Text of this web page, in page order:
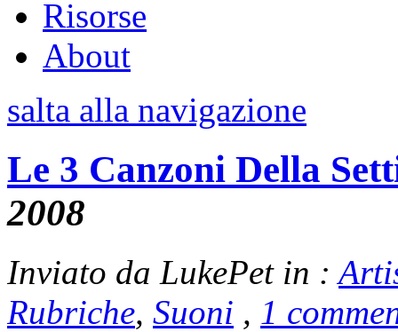
Risorse
About
salta alla navigazione
Le 3 Canzoni Della
2008
Inviato da LukePet in :
Rubriche, Suoni , 1